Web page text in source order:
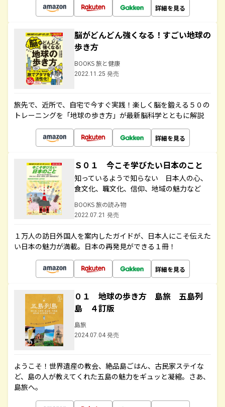
詳細を見る
脳がどんどん強くなる！すごい地球の
歩き方
BOOKS 旅と健康
2022.11.25 発売
旅先で、近所で、自宅で今すぐ実践！楽しく脳を鍛える５０の
トレーニングを「地球の歩き方」が最新脳科学とともに解説
詳細を見る
Ｓ０１ 今こそ学びたい日本のこと
知っているようで知らない 日本人の心、
食文化、職文化、信仰、地域の魅力など
BOOKS 旅の読み物
2022.07.21 発売
１万人の訪日外国人を案内したガイドが、日本人にこそ伝えた
い日本の魅力が満載。日本の再発見ができる１冊！
詳細を見る
０１ 地球の歩き方 島旅 五島列
島 ４訂版
島旅
2024.07.04 発売
ようこそ！世界遺産の教会、絶品島ごはん、古民家ステイな
ど、島の人が教えてくれた五島の魅力をギュッと凝縮。さあ、
島旅へ。